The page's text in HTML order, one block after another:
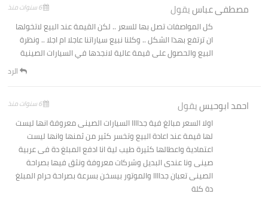
مصطفى عباسيقول 6 سنوات منذ
كل المواصفات تصل بها للسعر .. لكن القيمة عند البيع لاتخولها
ان ترتفع بهذا الشكل .. وكلنا نبيع سياراتنا عاجلا ام اجلا .. ونظرة
البيع والحصول على قيمة عالية لانجدها في السيارات الصينية
الرد
احمد ابوحيسيقول 6 سنوات منذ
اولا السعر مبالغ فية جداااا السيارات الصينى معروفة انها ليست
لها قيمة عند اعادة البيع وتخسر كثير من ثمنها وانها ليست
اعتمادية واعطالها كثيرة طيب لية انا ادفع المبلغ دة فى عربية
صينى ونا عندى البديل وشركات معروفة ونثق فيها بصراحة
الصينى تعبان جداااا والموتور بيسخن بسرعة بصراحة حرام المبلغ
دة كلة